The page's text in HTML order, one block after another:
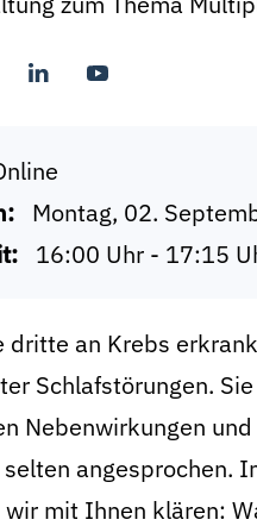
Montag, 02.
16:00 Uhr - 17:15
dritte an Krebs
Schlafstörungen.
Nebenwirkungen
angesprochen.
mit Ihnen klären: